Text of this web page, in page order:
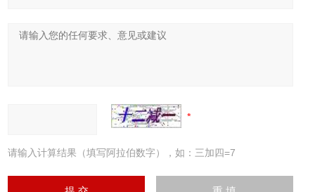
请输入计算结果（填写阿拉伯数字），如：三加四=7